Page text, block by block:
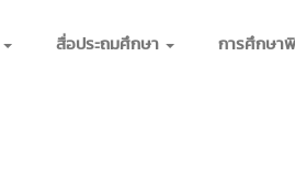
สื่อประถมศึกษา การศึกษา